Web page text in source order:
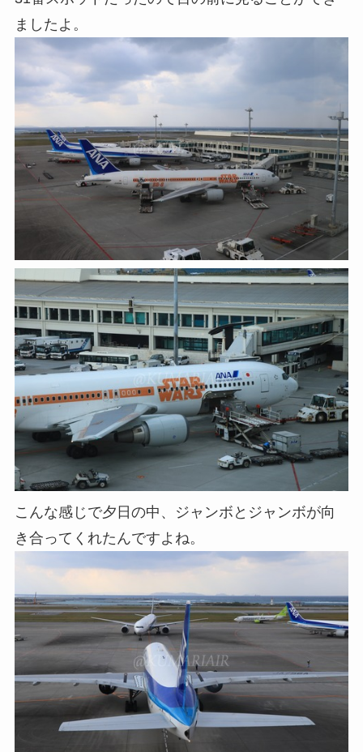
ましたよ。
こんな感じで夕日の中、ジャンボとジャンボが向
き合ってくれたんですよね。